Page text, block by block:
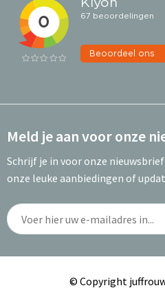
Meld je aan voor onze
Schrijf je in voor onze
onze leuke aanbiedingen of
© Copyright